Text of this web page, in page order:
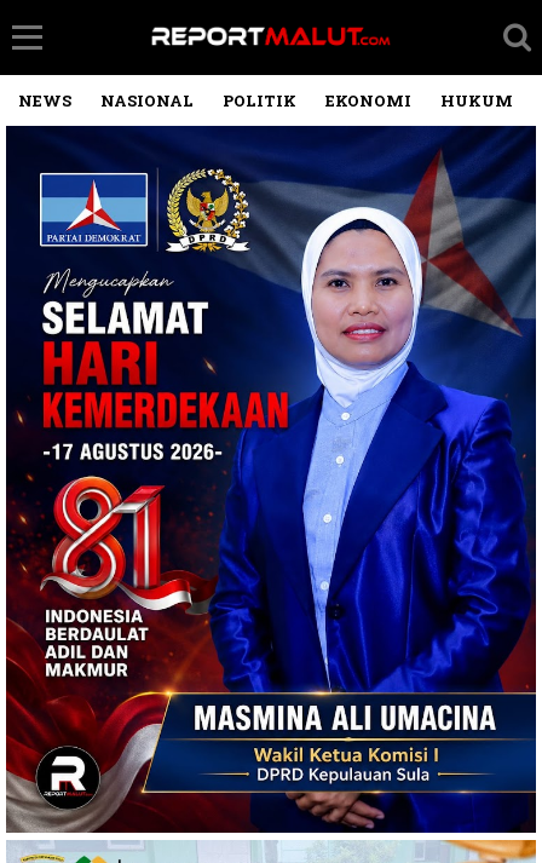
NEWS NASIONAL POLITIK EKONOMI HUKUM